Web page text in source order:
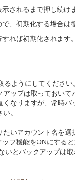
されるまで押し続け
、初期化する場合は
れば初期化されます。
ようにしてくださ
ップは取っておい
なりますが、常時
。
いアカウント名を選
プ機能をONにする
とバックアップは